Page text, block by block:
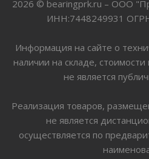
2026 © bearingprk.ru – ООО
ИНН:7448249931
Информация на сайте о
наличии на складе,
не является
Реализация товаров,
не является
осуществляется по